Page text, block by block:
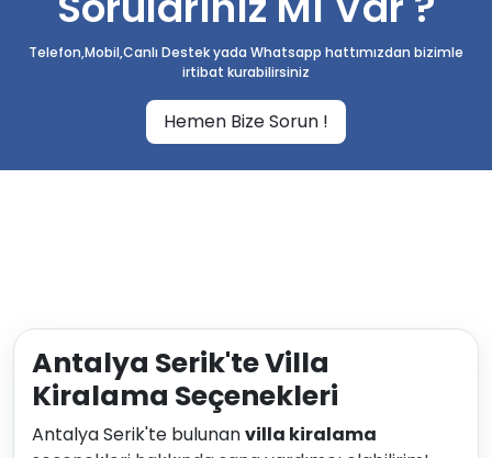
Telefon,Mobil,Canlı Destek yada Whatsapp hattımızdan bizimle
irtibat kurabilirsiniz
Hemen Bize Sorun !
Antalya Serik'te Villa
Kiralama Seçenekleri
Antalya Serik'te bulunanvilla kiralama